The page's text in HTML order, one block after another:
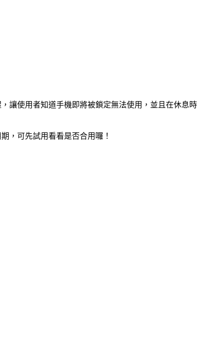
讓使用者知道手機即將被鎖定無法使用，並且在休息時
，可先試用看看是否合用囉！